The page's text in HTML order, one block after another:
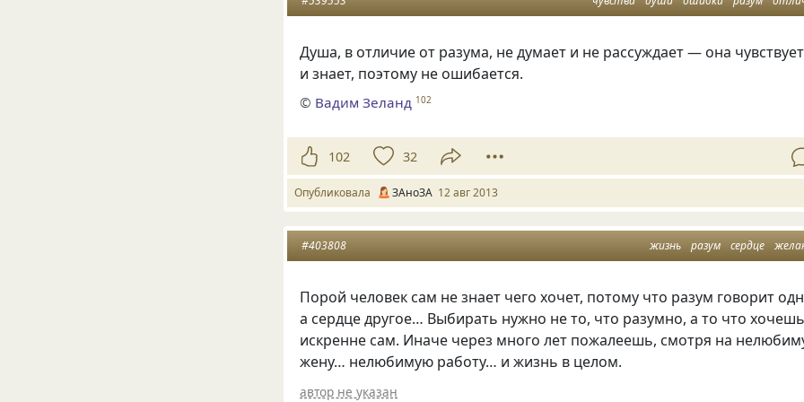
Душа, в отличие от разума, не думает и не рассуждает — она чувствует
и знает, поэтому не ошибается.
© Вадим Зеланд 102
102 32
Опубликовала ЗАноЗА 12 авг 2013
жизнь разум сердце
#403808
Порой человек сам не знает чего хочет, потому что разум говорит
а сердце другое… Выбирать нужно не то, что разумно, а то что хочешь
искренне сам. Иначе через много лет пожалеешь, смотря на
жену… нелюбимую работу… и жизнь в целом.
автор не указан